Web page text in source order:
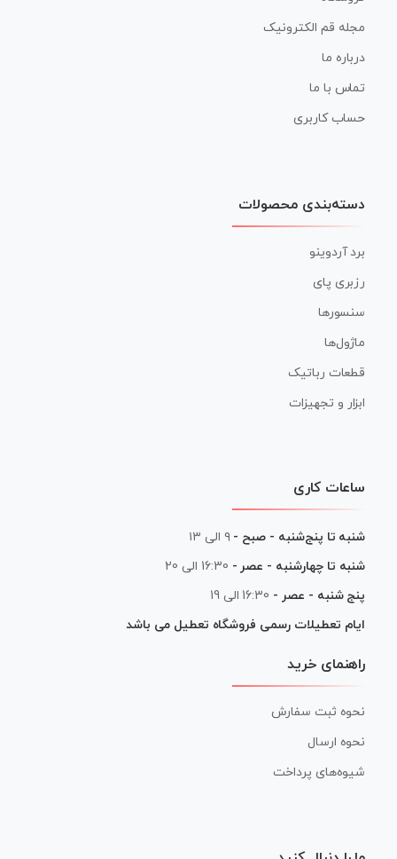
مجله قم الکترونیک
درباره ما
تماس با ما
حساب کاربری
دسته‌بندی محصولات
برد آردوینو
رزبری پای
سنسورها
ماژول‌ها
قطعات رباتیک
ابزار و تجهیزات
ساعات کاری
شنبه تا پنج‌شنبه - صبح - ۹ الی ۱۳
شنبه تا چهارشنبه - عصر - 16:30 الی 20
پنج شنبه - عصر - 16:30 الی 19
ایام تعطیلات رسمی فروشگاه تعطیل می باشد
راهنمای خرید
نحوه ثبت سفارش
نحوه ارسال
شیوه‌های پرداخت